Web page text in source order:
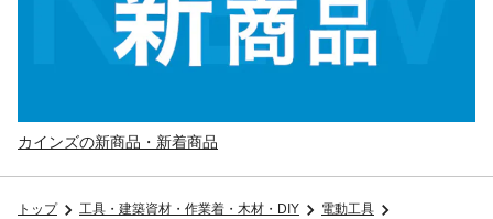
カインズの新商品・新着商品
トップ 工具・建築資材・作業着・木材・DIY
電動工具